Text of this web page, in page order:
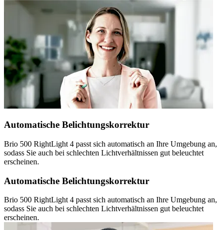
Automatische Belichtungskorrektur
Brio 500 RightLight 4 passt sich automatisch an Ihre Umgebung an,
sodass Sie auch bei schlechten Lichtverhältnissen gut beleuchtet
erscheinen.
Automatische Belichtungskorrektur
Brio 500 RightLight 4 passt sich automatisch an Ihre Umgebung an,
sodass Sie auch bei schlechten Lichtverhältnissen gut beleuchtet
erscheinen.